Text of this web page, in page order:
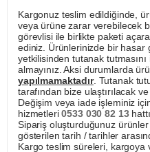
Kargonuz teslim edildiğinde,
veya ürüne zarar verebilecek
görevlisi ile birlikte paketi
ediniz. Ürünlerinizde bir hasar
yetkilisinden tutanak
almayınız. Aksi durumlarda
yapılmamaktadır. Tutanak
tarafından bize ulaştırılacak
Değişim veya iade işleminiz
hizmetleri0533 030 82 13
Sipariş oluşturduğunuz
gösterilen tarih / tarihler
Kargo teslim süreleri, kargoya